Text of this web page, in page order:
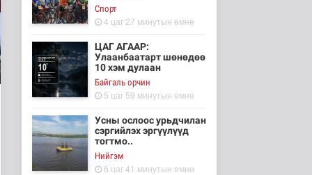
Cпорт
4 цаг 27 минутын өмнө
ЦАГ АГААР:
Улаанбаатарт шөнөдөө
10 хэм дулаан
Байгаль орчин
5 цаг 59 минутын өмнө
Усны ослоос урьдчилан
сэргийлэх эргүүлүүд
тогтмо..
Нийгэм
6 цаг 41 минутын өмнө